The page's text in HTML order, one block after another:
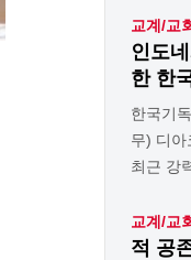
교계/교
인도
한 한
한국기
무) 디
최근 강
교계/교
적 공